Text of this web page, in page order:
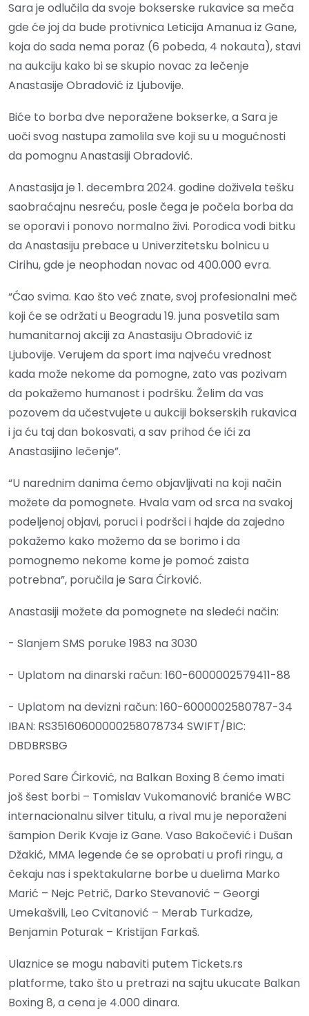
Sara je odlučila da svoje bokserske rukavice sa meča
gde će joj da bude protivnica Leticija Amanua iz Gane,
koja do sada nema poraz (6 pobeda, 4 nokauta), stavi
na aukciju kako bi se skupio novac za lečenje
Anastasije Obradović iz Ljubovije.
Biće to borba dve neporažene bokserke, a Sara je
uoči svog nastupa zamolila sve koji su u mogućnosti
da pomognu Anastasiji Obradović.
Anastasija je 1. decembra 2024. godine doživela tešku
saobraćajnu nesreću, posle čega je počela borba da
se oporavi i ponovo normalno živi. Porodica vodi bitku
da Anastasiju prebace u Univerzitetsku bolnicu u
Cirihu, gde je neophodan novac od 400.000 evra.
“Ćao svima. Kao što već znate, svoj profesionalni meč
koji će se održati u Beogradu 19. juna posvetila sam
humanitarnoj akciji za Anastasiju Obradović iz
Ljubovije. Verujem da sport ima najveću vrednost
kada može nekome da pomogne, zato vas pozivam
da pokažemo humanost i podršku. Želim da vas
pozovem da učestvujete u aukciji bokserskih rukavica
i ja ću taj dan bokosvati, a sav prihod će ići za
Anastasijino lečenje”.
“U narednim danima ćemo objavljivati na koji način
možete da pomognete. Hvala vam od srca na svakoj
podeljenoj objavi, poruci i podršci i hajde da zajedno
pokažemo kako možemo da se borimo i da
pomognemo nekome kome je pomoć zaista
potrebna”, poručila je Sara Ćirković.
Anastasiji možete da pomognete na sledeći način:
- Slanjem SMS poruke 1983 na 3030
- Uplatom na dinarski račun: 160-6000002579411-88
- Uplatom na devizni račun: 160-6000002580787-34
IBAN: RS35160600000258078734 SWIFT/BIC:
DBDBRSBG
Pored Sare Ćirković, na Balkan Boxing 8 ćemo imati
još šest borbi – Tomislav Vukomanović braniće WBC
internacionalnu silver titulu, a rival mu je neporaženi
šampion Derik Kvaje iz Gane. Vaso Bakočević i Dušan
Džakić, MMA legende će se oprobati u profi ringu, a
čekaju nas i spektakularne borbe u duelima Marko
Marić – Nejc Petrič, Darko Stevanović – Georgi
Umekašvili, Leo Cvitanović – Merab Turkadze,
Benjamin Poturak – Kristijan Farkaš.
Ulaznice se mogu nabaviti putem Tickets.rs
platforme, tako što u pretrazi na sajtu ukucate Balkan
Boxing 8, a cena je 4.000 dinara.